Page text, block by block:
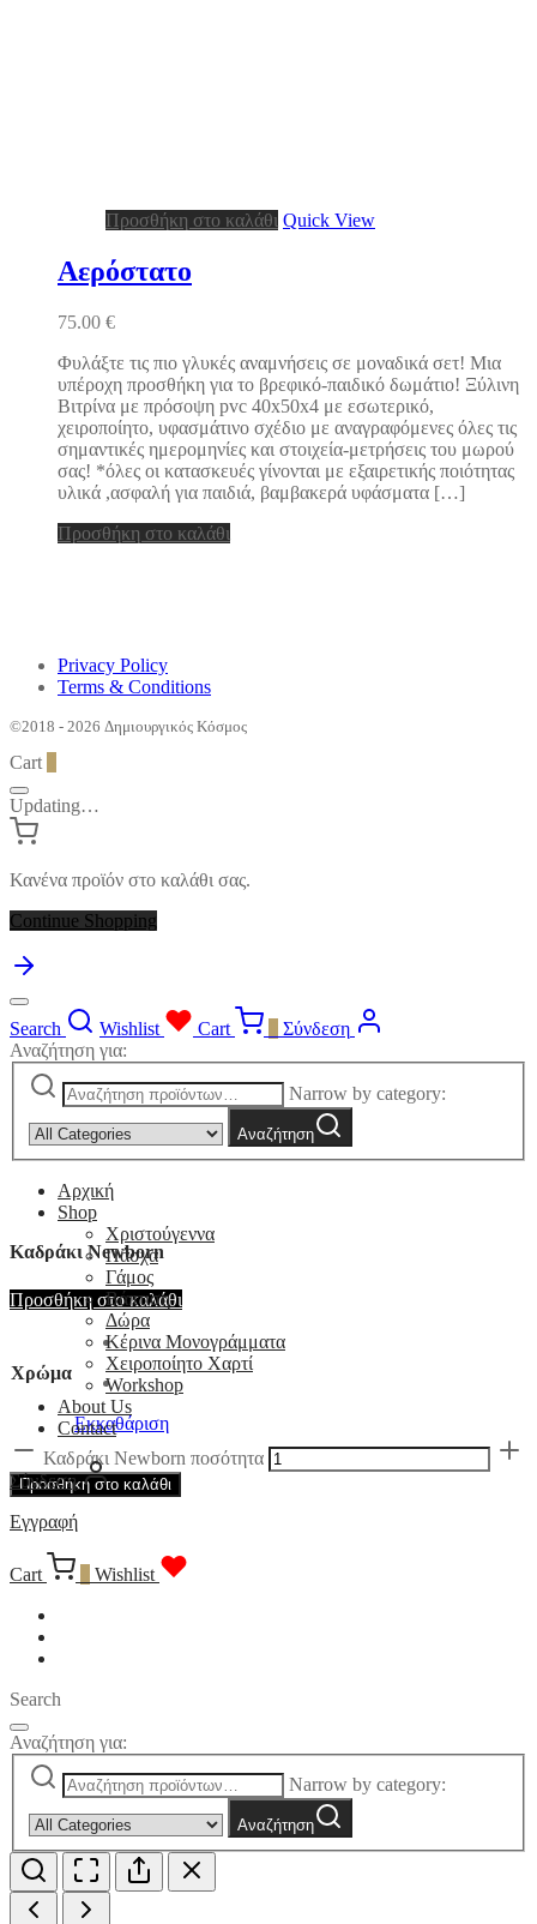
Προσθήκη στο καλάθι Quick View
Αερόστατο
75.00 €
Φυλάξτε τις πιο γλυκές αναμνήσεις σε μοναδικά σετ! Μια
υπέροχη προσθήκη για το βρεφικό-παιδικό δωμάτιο! Ξύλινη
Βιτρίνα με πρόσοψη pvc 40x50x4 με εσωτερικό,
χειροποίητο, υφασμάτινο σχέδιο με αναγραφόμενες όλες τις
σημαντικές ημερομηνίες και στοιχεία-μετρήσεις του μωρού
σας! *όλες οι κατασκευές γίνονται με εξαιρετικής ποιότητας
υλικά ,ασφαλή για παιδιά, βαμβακερά υφάσματα […]
Προσθήκη στο καλάθι
Καδράκι Newborn
Προσθήκη στο καλάθι
Χρώμα
Εκκαθάριση
Καδράκι Newborn ποσότητα
Προσθήκη στο καλάθι
Privacy Policy
Terms & Conditions
©2018 - 2026 Δημιουργικός Κόσμος
Cart
Updating…
Κανένα προϊόν στο καλάθι σας.
Continue Shopping
Search Wishlist Cart
Σύνδεση
Αναζήτηση για:
Narrow by category:
Αναζήτηση
Αρχική
Shop
Χριστούγεννα
Πάσχα
Γάμος
Βάπτιση
Δώρα
Κέρινα Μονογράμματα
Χειροποίητο Χαρτί
Workshop
About Us
Contact
Σύνδεση
Εγγραφή
Cart Wishlist
Search
Αναζήτηση για:
Narrow by category:
Αναζήτηση